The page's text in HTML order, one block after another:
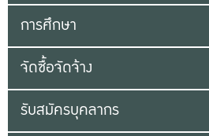
การศึกษา
จัดซื้อจัดจ้าง
รับสมัครบุคลากร